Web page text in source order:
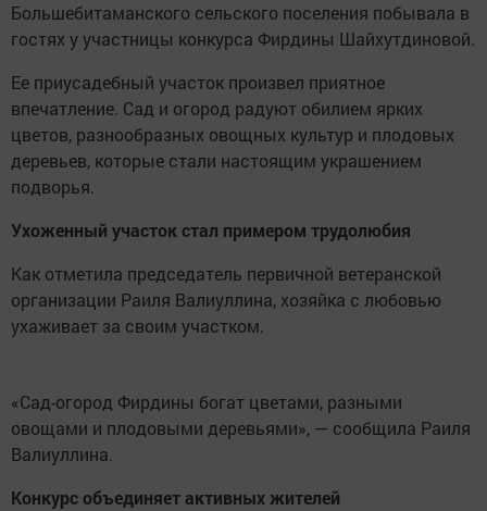
Большебитаманского сельского поселения побывала в
гостях у участницы конкурса Фирдины Шайхутдиновой.
Ее приусадебный участок произвел приятное
впечатление. Сад и огород радуют обилием ярких
цветов, разнообразных овощных культур и плодовых
деревьев, которые стали настоящим украшением
подворья.
Ухоженный участок стал примером трудолюбия
Как отметила председатель первичной ветеранской
организации Раиля Валиуллина, хозяйка с любовью
ухаживает за своим участком.
«Сад-огород Фирдины богат цветами, разными
овощами и плодовыми деревьями», — сообщила Раиля
Валиуллина.
Конкурс объединяет активных жителей